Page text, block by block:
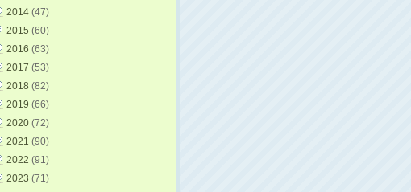
2014 (47)
2015 (60)
2016 (63)
2017 (53)
2018 (82)
2019 (66)
2020 (72)
2021 (90)
2022 (91)
2023 (71)